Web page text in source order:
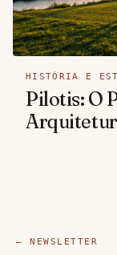
HISTÓRIA E
Pilotis: O
— NEWSLETTER